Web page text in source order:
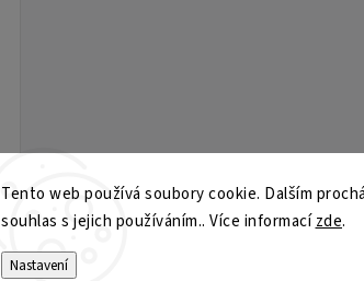
Tento web používá soubory cookie. Dalším
souhlas s jejich používáním.. Více informacízde.
Nastavení